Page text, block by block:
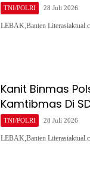
TNI/POLRI 28 Juli 2026
LEBAK,Banten
Kanit Binmas
Kamtibmas Di
TNI/POLRI 28 Juli 2026
LEBAK,Banten